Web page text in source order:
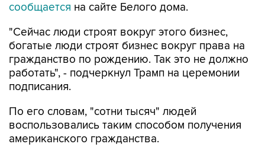
"Сейчас люди строят вокруг этого бизнес,
гражданство по рождению. Так это не должно
работать", - подчеркнул Трамп на церемонии
подписания.
По его словам, "сотни тысяч" людей
американского гражданства.
Президент подписал еще один указ, также